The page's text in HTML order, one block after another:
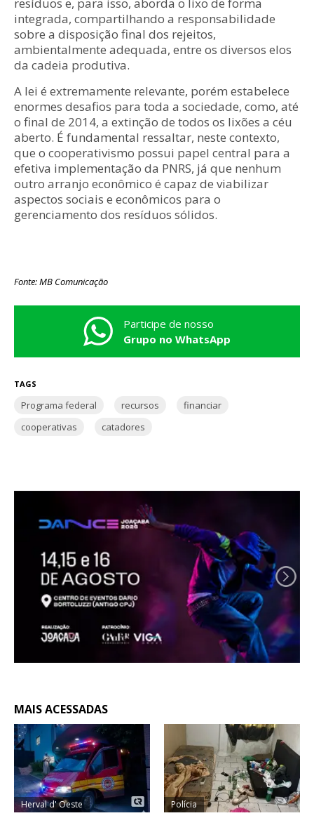
integrada, compartilhando a responsabilidade
sobre a disposição final dos rejeitos,
ambientalmente adequada, entre os diversos elos
da cadeia produtiva.
A lei é extremamente relevante, porém estabelece
enormes desafios para toda a sociedade, como, até
o final de 2014, a extinção de todos os lixões a céu
aberto. É fundamental ressaltar, neste contexto,
que o cooperativismo possui papel central para a
efetiva implementação da PNRS, já que nenhum
outro arranjo econômico é capaz de viabilizar
aspectos sociais e econômicos para o
gerenciamento dos resíduos sólidos.
Fonte: MB Comunicação
Participe de nosso
Grupo no WhatsApp
TAGS
Programa federal recursos
financiar
cooperativas
catadores
MAIS ACESSADAS
Herval d' Oeste Polícia